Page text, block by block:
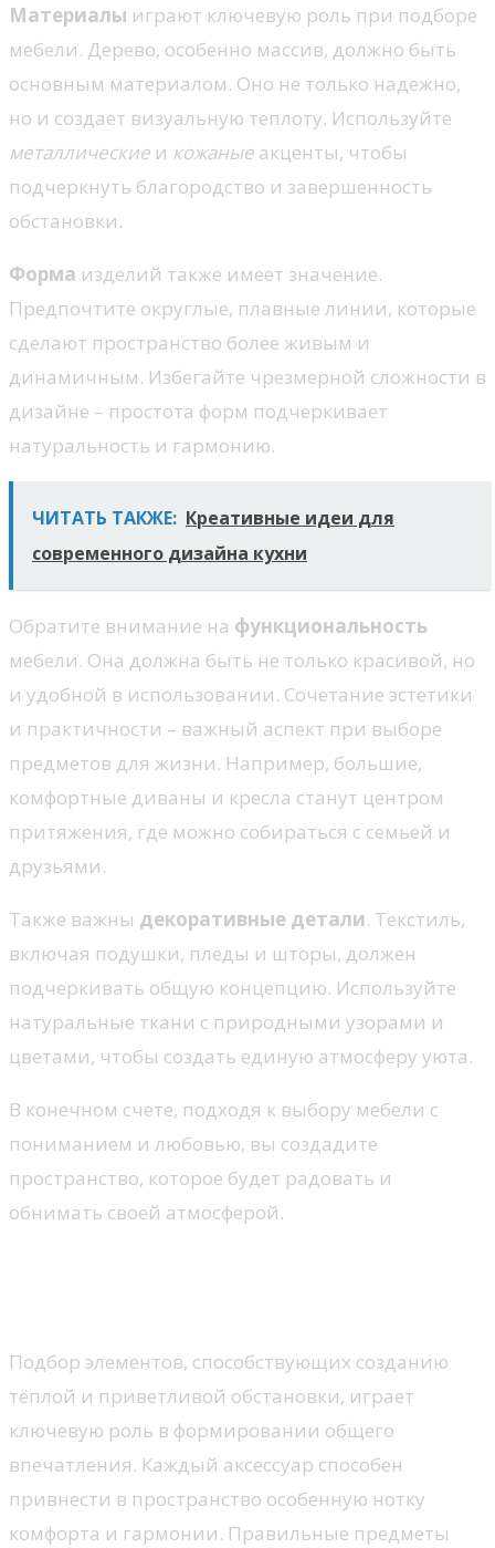
Материалы играют ключевую роль при подборе
мебели. Дерево, особенно массив, должно быть
основным материалом. Оно не только надежно,
но и создает визуальную теплоту. Используйте
металлические и кожаные акценты, чтобы
подчеркнуть благородство и завершенность
обстановки.
Форма изделий также имеет значение.
Предпочтите округлые, плавные линии, которые
сделают пространство более живым и
динамичным. Избегайте чрезмерной сложности в
дизайне – простота форм подчеркивает
натуральность и гармонию.
ЧИТАТЬ ТАКЖЕ: Креативные идеи для
современного дизайна кухни
Обратите внимание на функциональность
мебели. Она должна быть не только красивой, но
и удобной в использовании. Сочетание эстетики
и практичности – важный аспект при выборе
предметов для жизни. Например, большие,
комфортные диваны и кресла станут центром
притяжения, где можно собираться с семьей и
друзьями.
Также важны декоративные детали. Текстиль,
включая подушки, пледы и шторы, должен
подчеркивать общую концепцию. Используйте
натуральные ткани с природными узорами и
цветами, чтобы создать единую атмосферу уюта.
В конечном счете, подходя к выбору мебели с
пониманием и любовью, вы создадите
пространство, которое будет радовать и
обнимать своей атмосферой.
Подбор элементов, способствующих созданию
тёплой и приветливой обстановки, играет
ключевую роль в формировании общего
впечатления. Каждый аксессуар способен
привнести в пространство особенную нотку
комфорта и гармонии. Правильные предметы